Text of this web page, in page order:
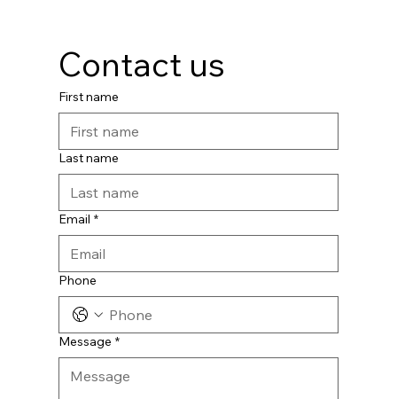
Contact us
First name
Last name
Email *
Phone
Message *